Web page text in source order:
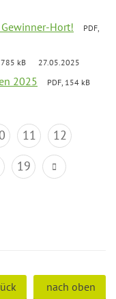
Hort!
PDF,
785 kB 27.05.2025
2025
PDF, 154 kB
11
12
19
nach oben